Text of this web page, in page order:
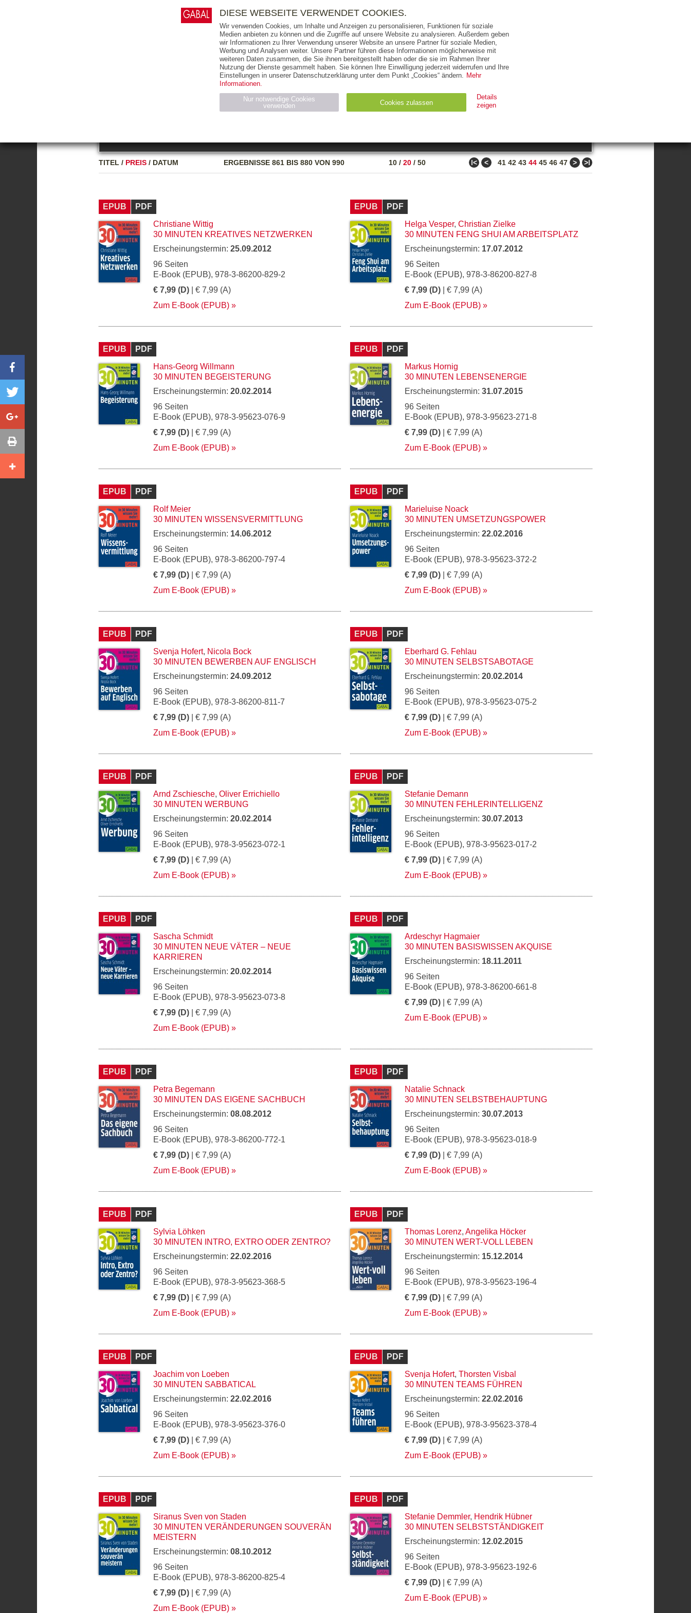
AUSGABEART AUS DER REIHE ZUM THEMA
TITEL / PREIS / DATUM ERGEBNISSE861 BIS 880 VON 990 10 / 20 / 50 ǀ< < 41 42 43 44 45 46 47 > >ǀ
EPUB
PDF
Christiane Wittig
30 MINUTEN KREATIVES NETZWERKEN
Erscheinungstermin: 25.09.2012
96 Seiten
E-Book (EPUB), 978-3-86200-829-2
€ 7,99 (D) | € 7,99 (A)
Zum E-Book (EPUB)
EPUB
PDF
Helga Vesper, Christian Zielke
30 MINUTEN FENG SHUI AM ARBEITSPLATZ
Erscheinungstermin: 17.07.2012
96 Seiten
E-Book (EPUB), 978-3-86200-827-8
€ 7,99 (D) | € 7,99 (A)
Zum E-Book (EPUB)
EPUB
PDF
Hans-Georg Willmann
30 MINUTEN BEGEISTERUNG
Erscheinungstermin: 20.02.2014
96 Seiten
E-Book (EPUB), 978-3-95623-076-9
€ 7,99 (D) | € 7,99 (A)
Zum E-Book (EPUB)
EPUB
PDF
Markus Hornig
30 MINUTEN LEBENSENERGIE
Erscheinungstermin: 31.07.2015
96 Seiten
E-Book (EPUB), 978-3-95623-271-8
€ 7,99 (D) | € 7,99 (A)
Zum E-Book (EPUB)
EPUB
PDF
Rolf Meier
30 MINUTEN WISSENSVERMITTLUNG
Erscheinungstermin: 14.06.2012
96 Seiten
E-Book (EPUB), 978-3-86200-797-4
€ 7,99 (D) | € 7,99 (A)
Zum E-Book (EPUB)
EPUB
PDF
Marieluise Noack
30 MINUTEN UMSETZUNGSPOWER
Erscheinungstermin: 22.02.2016
96 Seiten
E-Book (EPUB), 978-3-95623-372-2
€ 7,99 (D) | € 7,99 (A)
Zum E-Book (EPUB)
EPUB
PDF
Svenja Hofert, Nicola Bock
30 MINUTEN BEWERBEN AUF ENGLISCH
Erscheinungstermin: 24.09.2012
96 Seiten
E-Book (EPUB), 978-3-86200-811-7
€ 7,99 (D) | € 7,99 (A)
Zum E-Book (EPUB)
EPUB
PDF
Eberhard G. Fehlau
30 MINUTEN SELBSTSABOTAGE
Erscheinungstermin: 20.02.2014
96 Seiten
E-Book (EPUB), 978-3-95623-075-2
€ 7,99 (D) | € 7,99 (A)
Zum E-Book (EPUB)
EPUB
PDF
Arnd Zschiesche, Oliver Errichiello
30 MINUTEN WERBUNG
Erscheinungstermin: 20.02.2014
96 Seiten
E-Book (EPUB), 978-3-95623-072-1
€ 7,99 (D) | € 7,99 (A)
Zum E-Book (EPUB)
EPUB
PDF
Stefanie Demann
30 MINUTEN FEHLERINTELLIGENZ
Erscheinungstermin: 30.07.2013
96 Seiten
E-Book (EPUB), 978-3-95623-017-2
€ 7,99 (D) | € 7,99 (A)
Zum E-Book (EPUB)
EPUB
PDF
Sascha Schmidt
30 MINUTEN NEUE VÄTER – NEUE
KARRIEREN
Erscheinungstermin: 20.02.2014
96 Seiten
E-Book (EPUB), 978-3-95623-073-8
€ 7,99 (D) | € 7,99 (A)
Zum E-Book (EPUB)
EPUB
PDF
Ardeschyr Hagmaier
30 MINUTEN BASISWISSEN AKQUISE
Erscheinungstermin: 18.11.2011
96 Seiten
E-Book (EPUB), 978-3-86200-661-8
€ 7,99 (D) | € 7,99 (A)
Zum E-Book (EPUB)
EPUB
PDF
Petra Begemann
30 MINUTEN DAS EIGENE SACHBUCH
Erscheinungstermin: 08.08.2012
96 Seiten
E-Book (EPUB), 978-3-86200-772-1
€ 7,99 (D) | € 7,99 (A)
Zum E-Book (EPUB)
EPUB
PDF
Natalie Schnack
30 MINUTEN SELBSTBEHAUPTUNG
Erscheinungstermin: 30.07.2013
96 Seiten
E-Book (EPUB), 978-3-95623-018-9
€ 7,99 (D) | € 7,99 (A)
Zum E-Book (EPUB)
EPUB
PDF
Sylvia Löhken
30 MINUTEN INTRO, EXTRO ODER ZENTRO?
Erscheinungstermin: 22.02.2016
96 Seiten
E-Book (EPUB), 978-3-95623-368-5
€ 7,99 (D) | € 7,99 (A)
Zum E-Book (EPUB)
EPUB
PDF
Thomas Lorenz, Angelika Höcker
30 MINUTEN WERT-VOLL LEBEN
Erscheinungstermin: 15.12.2014
96 Seiten
E-Book (EPUB), 978-3-95623-196-4
€ 7,99 (D) | € 7,99 (A)
Zum E-Book (EPUB)
EPUB
PDF
Joachim von Loeben
30 MINUTEN SABBATICAL
Erscheinungstermin: 22.02.2016
96 Seiten
E-Book (EPUB), 978-3-95623-376-0
€ 7,99 (D) | € 7,99 (A)
Zum E-Book (EPUB)
EPUB
PDF
Svenja Hofert, Thorsten Visbal
30 MINUTEN TEAMS FÜHREN
Erscheinungstermin: 22.02.2016
96 Seiten
E-Book (EPUB), 978-3-95623-378-4
€ 7,99 (D) | € 7,99 (A)
Zum E-Book (EPUB)
EPUB
PDF
Siranus Sven von Staden
30 MINUTEN VERÄNDERUNGEN SOUVERÄN
MEISTERN
Erscheinungstermin: 08.10.2012
96 Seiten
E-Book (EPUB), 978-3-86200-825-4
€ 7,99 (D) | € 7,99 (A)
Zum E-Book (EPUB)
EPUB
PDF
Stefanie Demmler, Hendrik Hübner
30 MINUTEN SELBSTSTÄNDIGKEIT
Erscheinungstermin: 12.02.2015
96 Seiten
E-Book (EPUB), 978-3-95623-192-6
€ 7,99 (D) | € 7,99 (A)
Zum E-Book (EPUB)
E-BOOKS AUDIO-CDS MP3 NON-BOOKS
THEMEN AUTOREN VERLAG
RIGHTS PRESSE HANDEL FÜR UNTERNEHMEN
DIESE WEBSEITE VERWENDET COOKIES.
Wir verwenden Cookies, um Inhalte und Anzeigen zu personalisieren, Funktionen für soziale
Medien anbieten zu können und die Zugriffe auf unsere Website zu analysieren. Außerdem geben
wir Informationen zu Ihrer Verwendung unserer Website an unsere Partner für soziale Medien,
Werbung und Analysen weiter. Unsere Partner führen diese Informationen möglicherweise mit
weiteren Daten zusammen, die Sie ihnen bereitgestellt haben oder die sie im Rahmen Ihrer
Nutzung der Dienste gesammelt haben. Sie können Ihre Einwilligung jederzeit widerrufen und Ihre
Einstellungen in unserer Datenschutzerklärung unter dem Punkt „Cookies“ ändern. Mehr
Informationen.
Nur notwendige Cookies
verwenden
Cookies zulassen
Details
zeigen
Name Anbieter Zweck Ablauf
Typ
CMS_SESSION_ID
gabal-
Wird für die Speicherung der Benutzer-Session verwendet Session HTTP